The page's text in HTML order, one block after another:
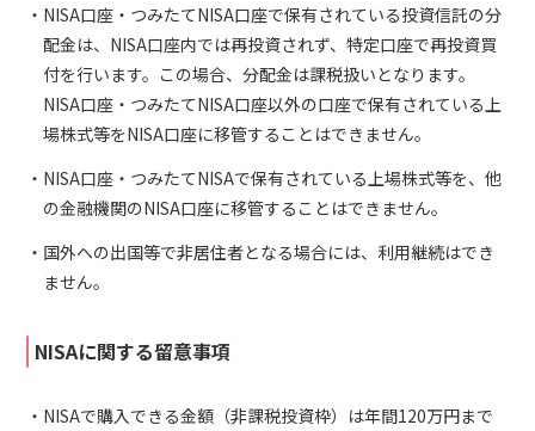
NISA口座・つみたてNISA口座で保有されている投資信託の分
配金は、NISA口座内では再投資されず、特定口座で再投資買
付を行います。この場合、分配金は課税扱いとなります。
NISA口座・つみたてNISA口座以外の口座で保有されている上
場株式等をNISA口座に移管することはできません。
NISA口座・つみたてNISAで保有されている上場株式等を、他
の金融機関のNISA口座に移管することはできません。
国外への出国等で非居住者となる場合には、利用継続はでき
ません。
NISAに関する留意事項
NISAで購入できる金額（非課税投資枠）は年間120万円まで